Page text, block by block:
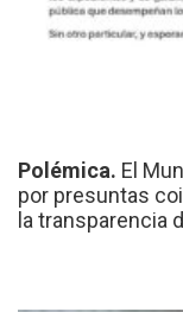
Polémica. El
por presuntas
la transparencia